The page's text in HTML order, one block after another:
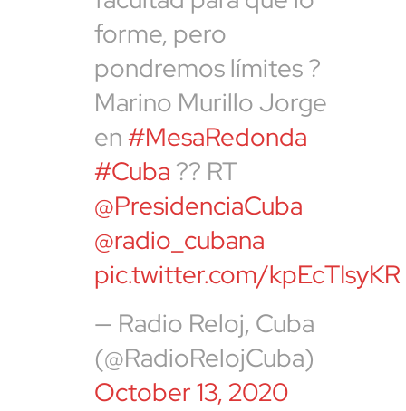
forme, pero
pondremos límites ?
Marino Murillo Jorge
en#MesaRedonda
#Cuba ?? RT
@PresidenciaCuba
@radio_cubana
pic.twitter.com/kpEcTIsyKR
— Radio Reloj, Cuba
(@RadioRelojCuba)
October 13, 2020